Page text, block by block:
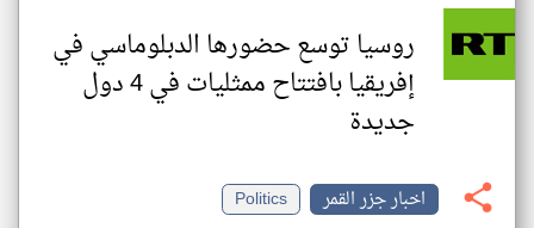
روسيا توسع حضورها الدبلوماسي في
إفريقيا بافتتاح ممثليات في 4 دول
جديدة
اخبار جزر القمر
Politics